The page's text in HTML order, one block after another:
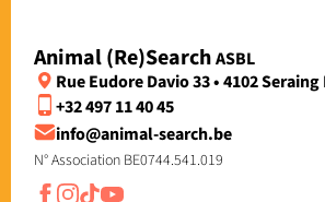
Animal (Re)SearchASBL
Rue Eudore Davio 33 • 4102
+32 497 11 40 45
info@animal-search.be
N° Association BE0744.541.019